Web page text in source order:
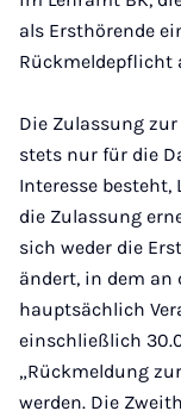
als Ersthörende
Rückmeldepflicht
Die Zulassung zur
stets nur für die
Interesse
die Zulassung
sich weder die
ändert, in dem an
hauptsächlich
einschließlich
„Rückmeldung
werden. Die